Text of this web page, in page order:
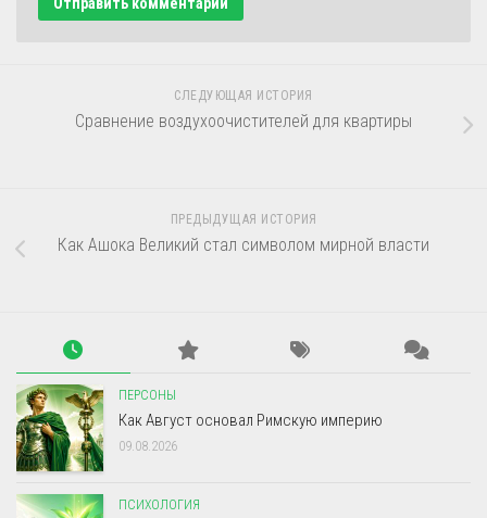
СЛЕДУЮЩАЯ ИСТОРИЯ
Сравнение воздухоочистителей для квартиры
ПРЕДЫДУЩАЯ ИСТОРИЯ
Как Ашока Великий стал символом мирной власти
ПЕРСОНЫ
Как Август основал Римскую империю
09.08.2026
ПСИХОЛОГИЯ